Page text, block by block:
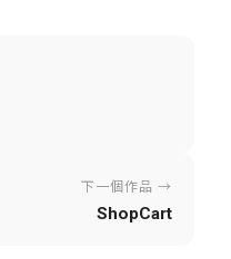
下一個作品 →
ShopCart